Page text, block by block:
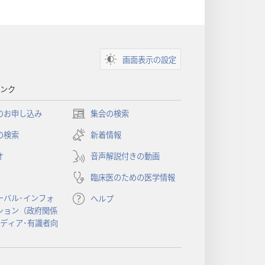
画面表示の設定
ク
お申し込み 集会の検索
（新
し
い
タ
ブ
で
開
く）
検索
新着情報
音声解説付きの動画
臨床医のための医学情報
バル･インフォ
ョン（政府関係
ィア･有識者向
ヘルプ